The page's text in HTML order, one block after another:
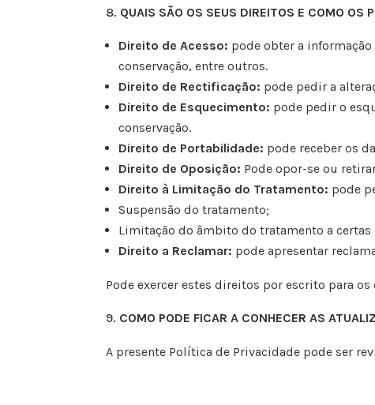
QUAIS SÃO OS SEUS DIREITOS E COMO OS
Direito de Acesso: pode obter a
conservação, entre outros.
Direito de Rectificação: pode pedir a
Direito de Esquecimento: pode pedir o
conservação.
Direito de Portabilidade: pode receber os
Direito de Oposição: Pode opor-se ou
Direito à Limitação do Tratamento: pode
Suspensão do tratamento;
Limitação do âmbito do tratamento a
Direito a Reclamar: pode apresentar
Pode exercer estes direitos por escrito para
COMO PODE FICAR A CONHECER AS
A presente Política de Privacidade pode ser